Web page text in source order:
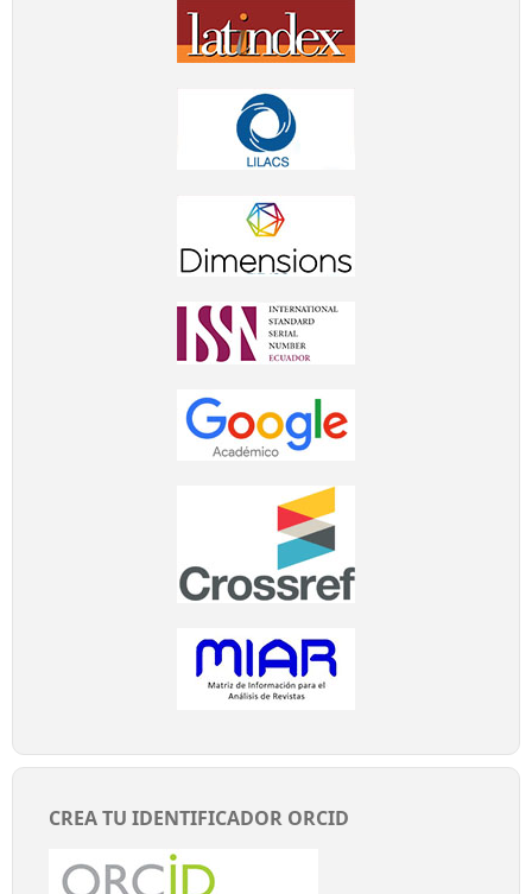
CREA TU IDENTIFICADOR ORCID